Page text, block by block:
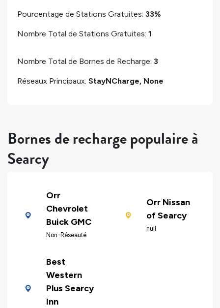
Pourcentage de Stations Gratuites: 33%
Nombre Total de Stations Gratuites: 1
Nombre Total de Bornes de Recharge: 3
Réseaux Principaux: StayNCharge, None
Bornes de recharge populaire à
Searcy
Orr
Chevrolet
Buick GMC
Non-Réseauté
Orr Nissan
of Searcy
null
Best
Western
Plus Searcy
Inn